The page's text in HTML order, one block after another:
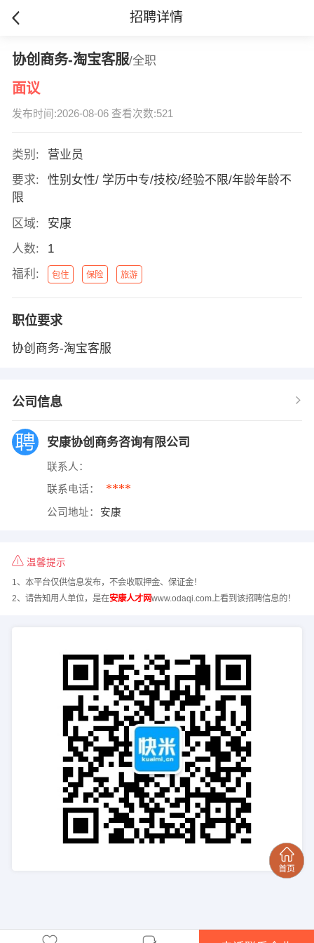
招聘详情
协创商务-淘宝客服/全职
面议
发布时间:2026-08-06 查看次数:521
类别:
营业员
要求:
性别女性/ 学历中专/技校/经验不限/年龄年龄不
限
区域:
安康
人数:
1
福利:
包住 保险 旅游
职位要求
协创商务-淘宝客服
公司信息
安康协创商务咨询有限公司
联系人：
联系电话： ****
公司地址： 安康
温馨提示
1、本平台仅供信息发布，不会收取押金、保证金！
2、请告知用人单位，是在安康人才网www.odaqi.com上看到该招聘信息的！